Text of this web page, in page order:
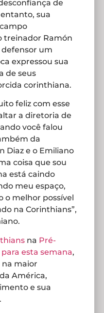
de
sua
treinador Ramón
defensor um
expressou sua
de seus
corinthiana.
feliz com esse
a diretoria de
você falou
da
Diaz e o Emiliano
coisa que sou
está caindo
meu espaço,
o melhor possível
na Corinthians”,
na Pré-
esta semana,
na maior
América,
e sua